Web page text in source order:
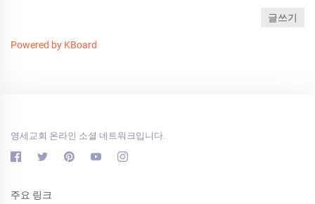
글쓰기
Powered by KBoard
영세교회 온라인 소셜 네트워크입니다.
주요 링크